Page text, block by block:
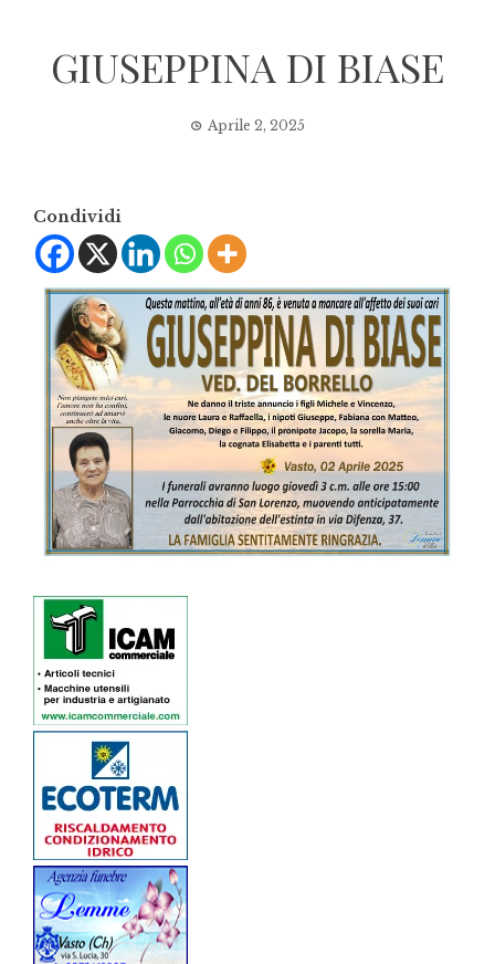
GIUSEPPINA DI BIASE
Aprile 2, 2025
Condividi